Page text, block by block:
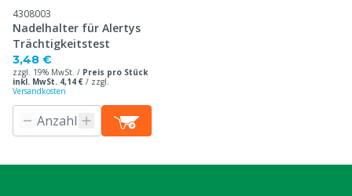
4308003
Nadelhalter für Alertys
Trächtigkeitstest
3,48 €
zzgl. 19% MwSt. / Preis pro Stück
inkl. MwSt. 4,14 € / zzgl.
Versandkosten